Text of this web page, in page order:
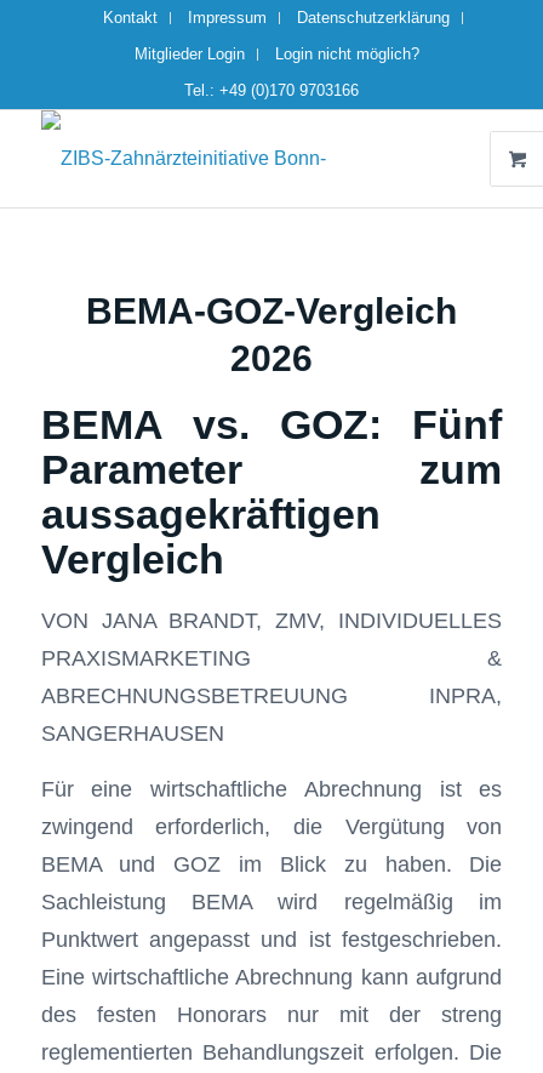
Kontakt Impressum
Datenschutzerklärung
Mitglieder Login
Login nicht möglich?
Tel.: +49 (0)170 9703166
BEMA-GOZ-Vergleich
2026
BEMA vs. GOZ: Fünf
Parameter zum
aussagekräftigen
Vergleich
VON JANA BRANDT, ZMV, INDIVIDUELLES
PRAXISMARKETING &
ABRECHNUNGSBETREUUNG INPRA,
SANGERHAUSEN
Für eine wirtschaftliche Abrechnung ist es
zwingend erforderlich, die Vergütung von
BEMA und GOZ im Blick zu haben. Die
Sachleistung BEMA wird regelmäßig im
Punktwert angepasst und ist festgeschrieben.
Eine wirtschaftliche Abrechnung kann aufgrund
des festen Honorars nur mit der streng
reglementierten Behandlungszeit erfolgen. Die